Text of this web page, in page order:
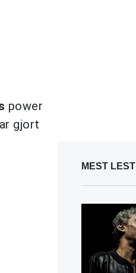
power
gjort
MEST LEST